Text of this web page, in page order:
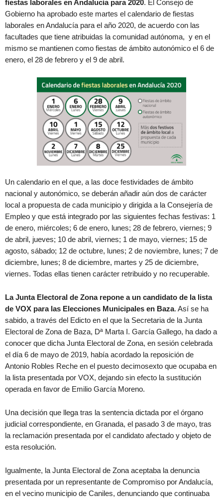
fiestas laborales en Andalucía para 2020. El Consejo de
Gobierno ha aprobado este martes el calendario de fiestas
laborales en Andalucía para el año 2020, de acuerdo con las
facultades que tiene atribuidas la comunidad autónoma, y en el
mismo se mantienen como fiestas de ámbito autonómico el 6 de
enero, el 28 de febrero y el 9 de abril.
Un calendario en el que, a las doce festividades de ámbito
nacional y autonómico, se deberán añadir aún dos de carácter
local a propuesta de cada municipio y dirigida a la Consejería de
Empleo y que está integrado por las siguientes fechas festivas: 1
de enero, miércoles; 6 de enero, lunes; 28 de febrero, viernes; 9
de abril, jueves; 10 de abril, viernes; 1 de mayo, viernes; 15 de
agosto, sábado; 12 de octubre, lunes; 2 de noviembre, lunes; 7 de
diciembre, lunes; 8 de diciembre, martes y 25 de diciembre,
viernes. Todas ellas tienen carácter retribuido y no recuperable.
La Junta Electoral de Zona repone a un candidato de la lista
de VOX para las Elecciones Municipales en Baza. Así se ha
sabido, a través del Edicto en el que la Secretaria de la Junta
Electoral de Zona de Baza, Dª Marta I. García Gallego, ha dado a
conocer que dicha Junta Electoral de Zona, en sesión celebrada
el día 6 de mayo de 2019, había acordado la reposición de
Antonio Robles Reche en el puesto decimosexto que ocupaba en
la lista presentada por VOX, dejando sin efecto la sustitución
operada en favor de Emilio García Moreno.
Una decisión que llega tras la sentencia dictada por el órgano
judicial correspondiente, en Granada, el pasado 3 de mayo, tras
la reclamación presentada por el candidato afectado y objeto de
esta resolución.
Igualmente, la Junta Electoral de Zona aceptaba la denuncia
presentada por un representante de Compromiso por Andalucía,
en el vecino municipio de Caniles, denunciando que continuaba